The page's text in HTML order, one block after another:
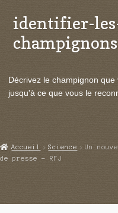
Aller
à
la
Aller
au
contenu
identifier-
Actualités
Echanges et contacts
Décrivez le champignon
jusqu'à ce que vous le
Accueil Science
Un
de presse – RFJ